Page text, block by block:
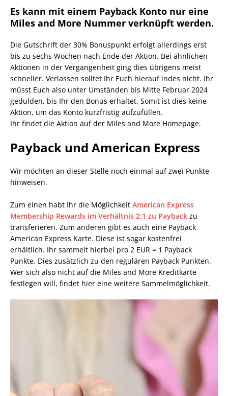
Es kann mit einem Payback Konto nur eine
Miles and More Nummer verknüpft werden.
Die Gutschrift der 30% Bonuspunkt erfolgt allerdings erst
bis zu sechs Wochen nach Ende der Aktion. Bei ähnlichen
Aktionen in der Vergangenheit ging dies übrigens meist
schneller. Verlassen solltet Ihr Euch hierauf indes nicht. Ihr
müsst Euch also unter Umständen bis Mitte Februar 2024
gedulden, bis Ihr den Bonus erhaltet. Somit ist dies keine
Aktion, um das Konto kurzfristig aufzufüllen.
Ihr findet die Aktion auf der Miles and More Homepage.
Payback und American Express
Wir möchten an dieser Stelle noch einmal auf zwei Punkte
hinweisen.
Zum einen habt Ihr die Möglichkeit American Express
Membership Rewards im Verhältnis 2:1 zu Payback zu
transferieren. Zum anderen gibt es auch eine Payback
American Express Karte. Diese ist sogar kostenfrei
erhältlich. Ihr sammelt hierbei pro 2 EUR = 1 Payback
Punkte. Dies zusätzlich zu den regulären Payback Punkten.
Wer sich also nicht auf die Miles and More Kreditkarte
festlegen will, findet hier eine weitere Sammelmöglichkeit.